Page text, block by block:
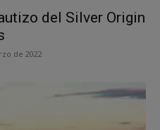
del Silver Origin
de 2022